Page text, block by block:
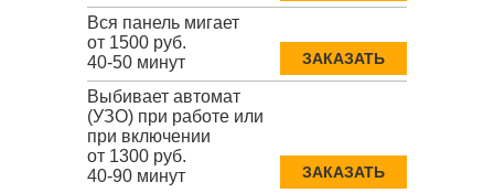
Вся панель мигает
от 1500 руб.
40-50 минут
ЗАКАЗАТЬ
Выбивает автомат
(УЗО) при работе или
при включении
от 1300 руб.
40-90 минут
ЗАКАЗАТЬ